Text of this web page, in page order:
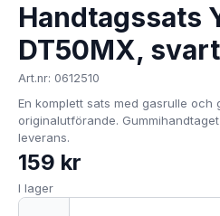
Handtagssats
DT50MX,
Art.nr: 0612510
En komplett sats med gasrulle och
originalutförande.
leverans.
159 kr
I lager